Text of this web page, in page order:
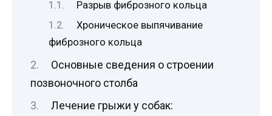
Разрыв фиброзного кольца
Хроническое выпячивание
фиброзного кольца
Основные сведения о строении
позвоночного столба
Лечение грыжи у собак: